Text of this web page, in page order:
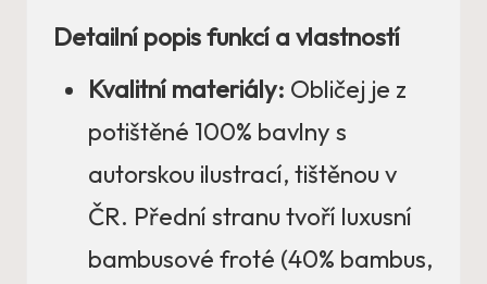
Detailní popis funkcí a vlastností
Kvalitní materiály: Obličej je z
potištěné 100% bavlny s
autorskou ilustrací, tištěnou v
ČR. Přední stranu tvoří luxusní
bambusové froté (40% bambus,